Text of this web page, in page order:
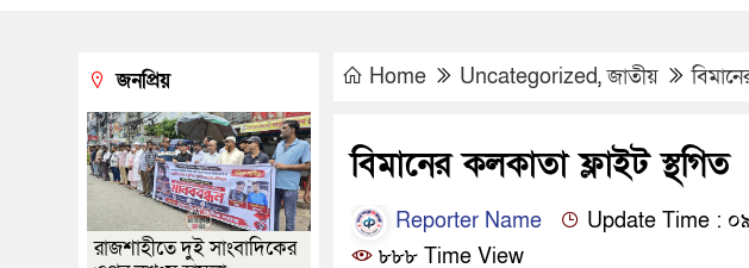
Home Uncategorized,জাতীয়
বিমানের কলকাতা ফ্লাইট স্থগিত
Reporter Name
Update Time :
৮৮৮ Time View
জনপ্রিয়
রাজশাহীতে দুই সাংবাদিকের